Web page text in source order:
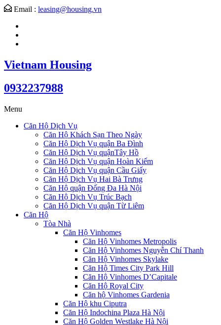
Email : leasing@housing.vn
Vietnam Housing
0932237988
Menu
Căn Hộ Dịch Vụ
Căn Hộ Khách Sạn Theo Ngày
Căn Hộ Dịch Vụ quận Ba Đình
Căn Hộ Dịch Vụ quậnTây Hồ
Căn Hộ Dịch Vụ quận Hoàn Kiếm
Căn Hộ Dịch Vụ quận Cầu Giấy
Căn Hộ Dịch Vụ Hai Bà Trưng
Căn Hộ quận Đống Đa Hà Nội
Căn Hộ Dịch Vụ Trúc Bạch
Căn Hộ Dịch Vụ quận Từ Liêm
Căn Hộ
Tòa Nhà
Căn Hộ Vinhomes
Căn Hộ Vinhomes Metropolis
Căn Hộ Vinhomes Nguyễn Chí Thanh
Căn Hộ Vinhomes Skylake
Căn Hộ Times City Park Hill
Căn Hộ Vinhomes D’Capitale
Căn Hộ Royal City
Căn hộ Vinhomes Gardenia
Căn Hộ khu Ciputra
Căn Hộ Indochina Plaza Hà Nội
Căn Hộ Golden Westlake Hà Nội